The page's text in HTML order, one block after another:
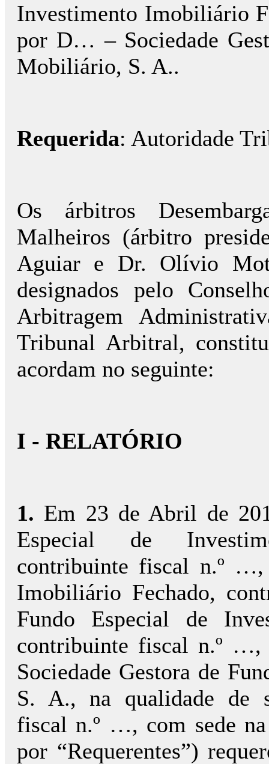
Investimento Imobiliário
por D… – Sociedade
Mobiliário, S. A..
Requerida: Autoridade
Os árbitros
Malheiros (árbitro
Aguiar e Dr. Olívio
designados pelo
Arbitragem
Tribunal Arbitral,
acordam no seguinte:
I - RELATÓRIO
1. Em 23 de Abril de
Especial de
contribuinte fiscal n.º
Imobiliário Fechado,
Fundo Especial de
contribuinte fiscal n.º …,
Sociedade Gestora de
S. A., na qualidade de
fiscal n.º …, com sede
por “Requerentes”)